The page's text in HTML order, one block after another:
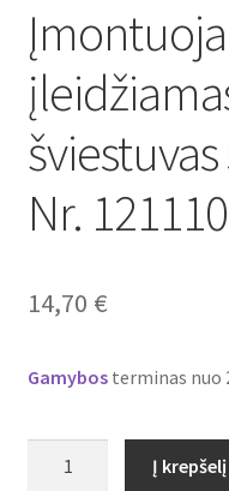
Kontaktai
Krepšelis
Parduotuvė
Paskyra
Plastikai
Nr.
14,70 €
Gamybosterminas nuo
Į krepšelį